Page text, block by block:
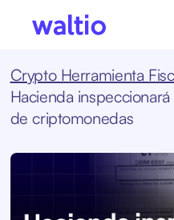
Crypto Herramienta
Hacienda
de criptomonedas